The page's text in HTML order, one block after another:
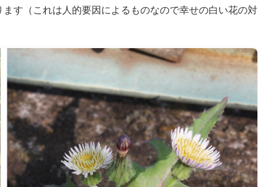
す（これは人的要因によるものなので幸せの白い花の対